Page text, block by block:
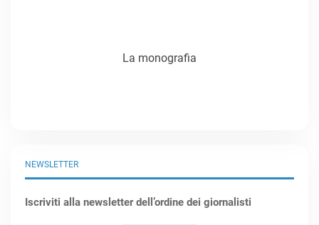
NEWSLETTER
Iscriviti alla newsletter dell’ordine dei giornalisti
La monografia